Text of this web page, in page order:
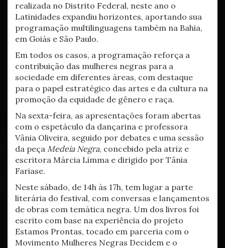
realizada no Distrito Federal, neste ano o
Latinidades expandiu horizontes, aportando sua
programação multilinguagens também na Bahia,
em Goiás e São Paulo.
Em todos os casos, a programação reforça a
contribuição das mulheres negras para a
sociedade em diferentes áreas, com destaque
para o papel estratégico das artes e da cultura na
promoção da equidade de gênero e raça.
Na sexta-feira, as apresentações foram abertas
com o espetáculo da dançarina e professora
Vânia Oliveira, seguido por debates e uma sessão
da peça Medeia Negra, concebido pela atriz e
escritora Márcia Limma e dirigido por Tânia
Fariase.
Neste sábado, de 14h às 17h, tem lugar a parte
literária do festival, com conversas e lançamentos
de obras com temática negra. Um dos livros foi
escrito com base na experiência do projeto
Estamos Prontas, tocado em parceria com o
Movimento Mulheres Negras Decidem e o